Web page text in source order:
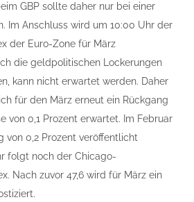
GBP sollte daher nur bei einer
Im Anschluss wird um 10:00 Uhr der
der Euro-Zone für März
die geldpolitischen Lockerungen
kann nicht erwartet werden. Daher
für den März erneut ein Rückgang
von 0,1 Prozent erwartet. Im Februar
von 0,2 Prozent veröffentlicht
folgt noch der Chicago-
Nach zuvor 47,6 wird für März ein